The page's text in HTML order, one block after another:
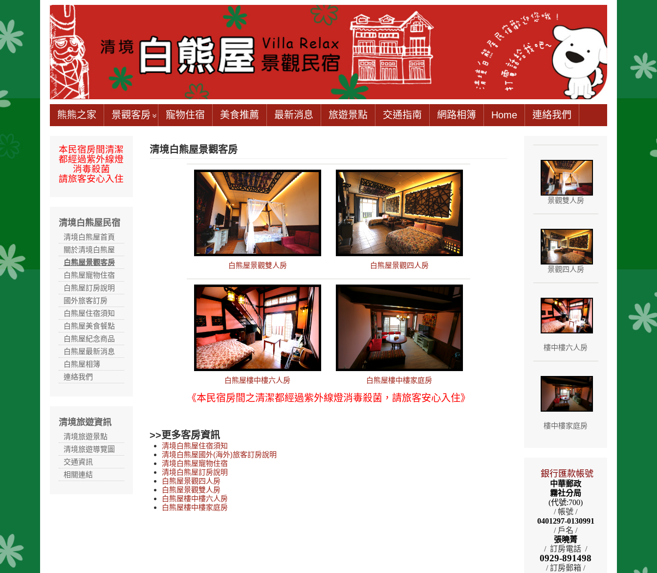
熊熊之家 景觀客房 寵物住宿 美食推薦 最新消息 旅遊景點 交通指南 網路相簿 Home 連絡我們
本民宿房間清潔
都經過紫外線燈
消毒殺菌
請旅客安心入住
清境白熊屋民宿
清境白熊屋首頁
關於清境白熊屋
白熊屋景觀客房
白熊屋寵物住宿
白熊屋訂房說明
國外旅客訂房
白熊屋住宿須知
白熊屋美食餐點
白熊屋紀念商品
白熊屋最新消息
白熊屋相簿
連絡我們
清境旅遊資訊
清境旅遊景點
清境旅遊導覽圖
交通資訊
相關連結
清境白熊屋景觀客房
白熊屋景觀雙人房 白熊屋景觀四人房
白熊屋樓中樓六人房 白熊屋樓中樓家庭房
《本民宿房間之清潔都經過紫外線燈消毒殺菌，請旅客安心入住》
>>更多客房資訊
清境白熊屋住宿須知
清境白熊屋國外(海外)旅客訂房說明
清境白熊屋寵物住宿
清境白熊屋訂房說明
白熊屋景觀四人房
白熊屋景觀雙人房
白熊屋樓中樓六人房
白熊屋樓中樓家庭房
景觀雙人房
景觀四人房
樓中樓六人房
樓中樓家庭房
銀行匯款帳號
中華郵政
霧社分局
(代號:700)
/ 帳號 /
0401297-0130991
/ 戶名 /
張曉菁
/ 訂房電話 /
0929-891498
/ 訂房郵箱 /